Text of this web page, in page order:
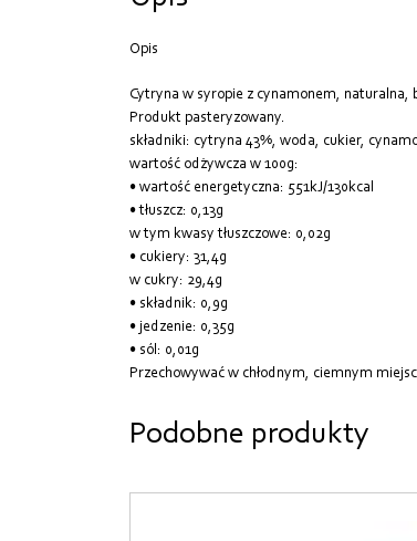
Opis
Cytryna w syropie z cynamonem,
Produkt pasteryzowany.
składniki: cytryna 43%, woda, cukier,
wartość odżywcza w 100g:
• wartość energetyczna: 551kJ/130kcal
• tłuszcz: 0,13g
w tym kwasy tłuszczowe: 0,02g
• cukiery: 31,4g
w cukry: 29,4g
• składnik: 0,9g
• jedzenie: 0,35g
• sól: 0,01g
Przechowywać w chłodnym, ciemnym
Podobne produkty